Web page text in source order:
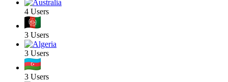
4 Users
3 Users
3 Users
3 Users